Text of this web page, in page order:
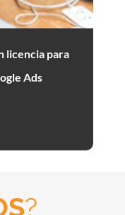
licencia para
Ads
?